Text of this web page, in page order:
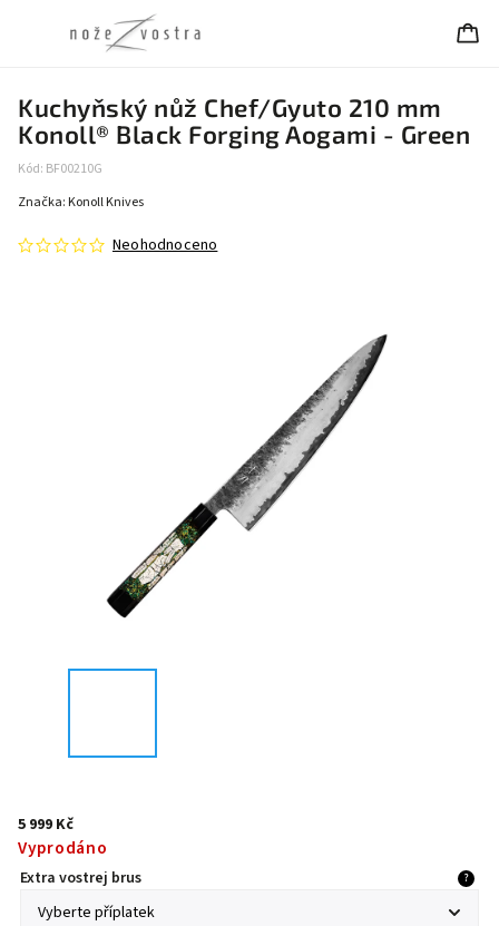
Kuchyňský nůž Chef/Gyuto 210 mm
Konoll® Black Forging Aogami - Green
Kód: BF00210G
Neohodnoceno
Značka: Konoll Knives
5 999 Kč
Vyprodáno
Extra vostrej brus ?